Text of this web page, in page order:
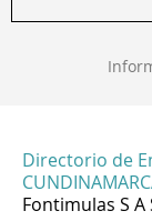
Directorio de
Fontimulas S A